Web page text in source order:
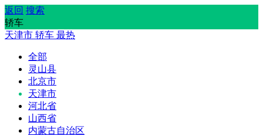
返回 搜索
轿车
天津市 轿车 最热
全部
灵山县
北京市
天津市
河北省
山西省
内蒙古自治区